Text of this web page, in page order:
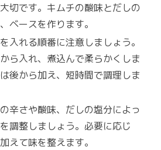
切です。キムチの酸味とだしの
ベースを作ります。
入れる順番に注意しましょう。
ら入れ、煮込んで柔らかくしま
後から加え、短時間で調理しま
辛さや酸味、だしの塩分によっ
調整しましょう。必要に応じ
えて味を整えます。